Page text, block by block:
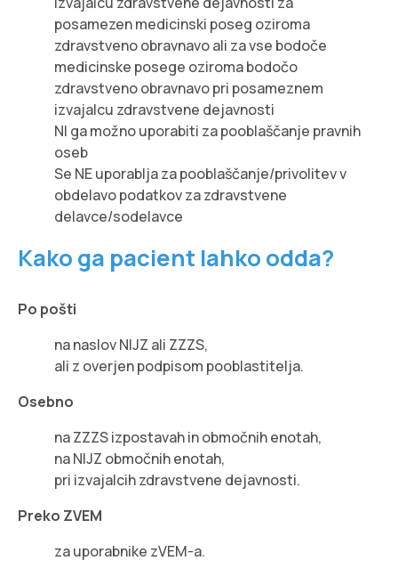
posamezen medicinski poseg oziroma
zdravstveno obravnavo ali za vse bodoče
medicinske posege oziroma bodočo
zdravstveno obravnavo pri posameznem
izvajalcu zdravstvene dejavnosti
NI ga možno uporabiti za pooblaščanje pravnih
oseb
Se NE uporablja za pooblaščanje/privolitev v
obdelavo podatkov za zdravstvene
delavce/sodelavce
Kako ga pacient lahko odda?
Po pošti
na naslov NIJZ ali ZZZS,
ali z overjen podpisom pooblastitelja.
Osebno
na ZZZS izpostavah in območnih enotah,
na NIJZ območnih enotah,
pri izvajalcih zdravstvene dejavnosti.
Preko ZVEM
za uporabnike zVEM-a.